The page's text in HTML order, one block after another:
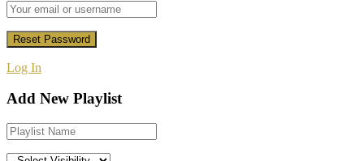
Log In
Add New Playlist